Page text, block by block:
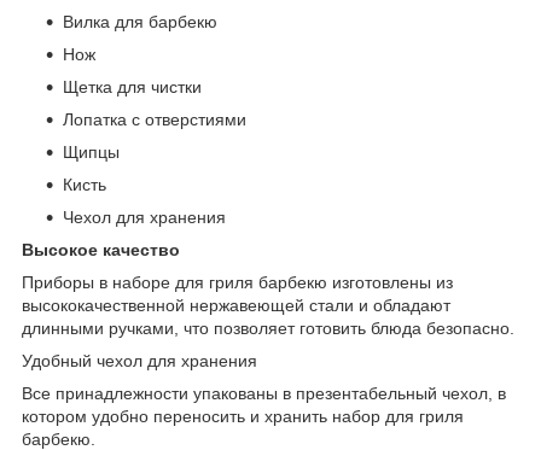
Вилка для барбекю
Нож
Щетка для чистки
Лопатка с отверстиями
Щипцы
Кисть
Чехол для хранения
Высокое качество
Приборы в наборе для гриля барбекю изготовлены из
высококачественной нержавеющей стали и обладают
длинными ручками, что позволяет готовить блюда безопасно.
Удобный чехол для хранения
Все принадлежности упакованы в презентабельный чехол, в
котором удобно переносить и хранить набор для гриля
барбекю.